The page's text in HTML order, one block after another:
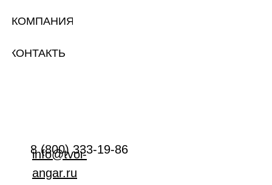
КОМПАНИЯ
КОНТАКТЫ
info@tvoi-
angar.ru
8 (800) 333-19-86